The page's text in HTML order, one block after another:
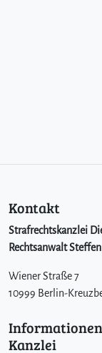
Kontakt
Strafrechtskanzlei
Rechtsanwalt
Wiener Straße 7
10999 Berlin-
Kanzlei